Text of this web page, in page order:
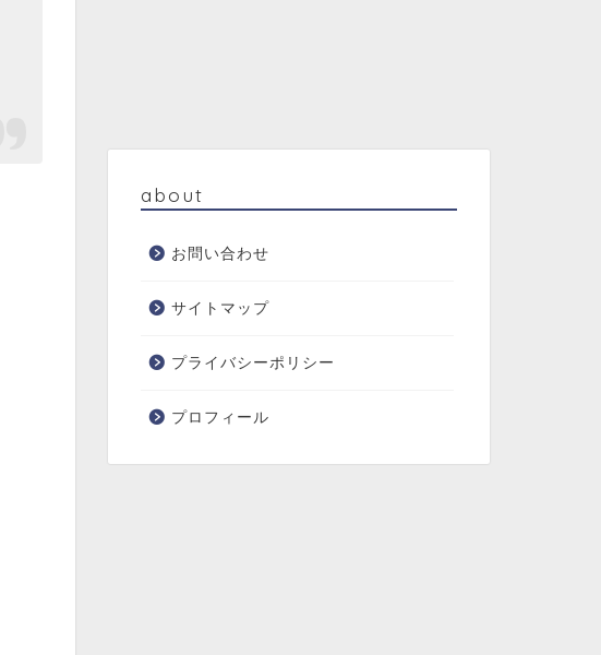
about
お問い合わせ
サイトマップ
プライバシーポリシー
プロフィール